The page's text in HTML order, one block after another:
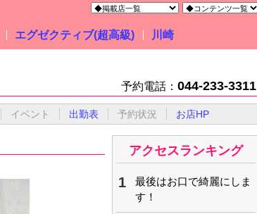
エグゼクティブ(超高級) 川崎
予約電話： 044-233-3311
イベント 出勤表 予約状況 お店HP
アクセスランキング
1
最後はお口で綺麗にしま
す！